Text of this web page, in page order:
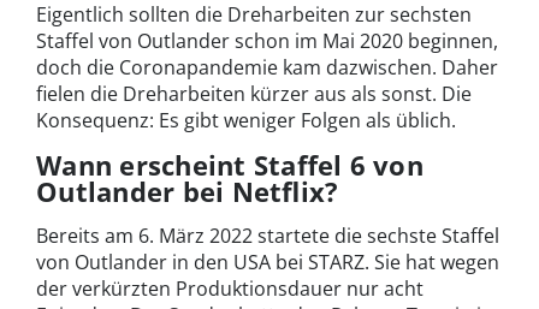
Eigentlich sollten die Dreharbeiten zur sechsten
Staffel von Outlander schon im Mai 2020 beginnen,
doch die Coronapandemie kam dazwischen. Daher
fielen die Dreharbeiten kürzer aus als sonst. Die
Konsequenz: Es gibt weniger Folgen als üblich.
Wann erscheint Staffel 6 von
Outlander bei Netflix?
Bereits am 6. März 2022 startete die sechste Staffel
von Outlander in den USA bei STARZ. Sie hat wegen
der verkürzten Produktionsdauer nur acht